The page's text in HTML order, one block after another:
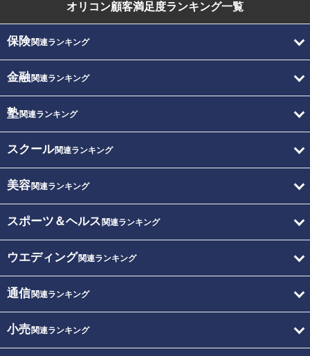
オリコン顧客満足度ランキング一覧
保険関連ランキング
金融関連ランキング
塾関連ランキング
スクール関連ランキング
美容関連ランキング
スポーツ＆ヘルス 関連ランキング
ウエディング関連ランキング
通信関連ランキング
小売関連ランキング